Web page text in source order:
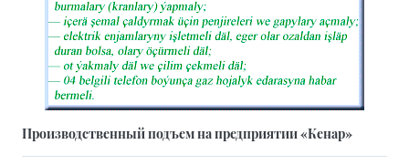
Производственный подъем на предприятии «Кенар»